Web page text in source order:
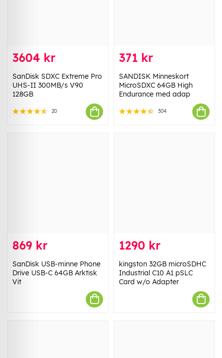
3604 kr
SanDisk SDXC Extreme Pro
UHS-II 300MB/s V90
128GB
20
371 kr
SANDISK Minneskort
MicroSDXC 64GB High
Endurance med adap
304
869 kr
SanDisk USB-minne Phone
Drive USB-C 64GB Arktisk
Vit
1290 kr
kingston 32GB microSDHC
Industrial C10 A1 pSLC
Card w/o Adapter